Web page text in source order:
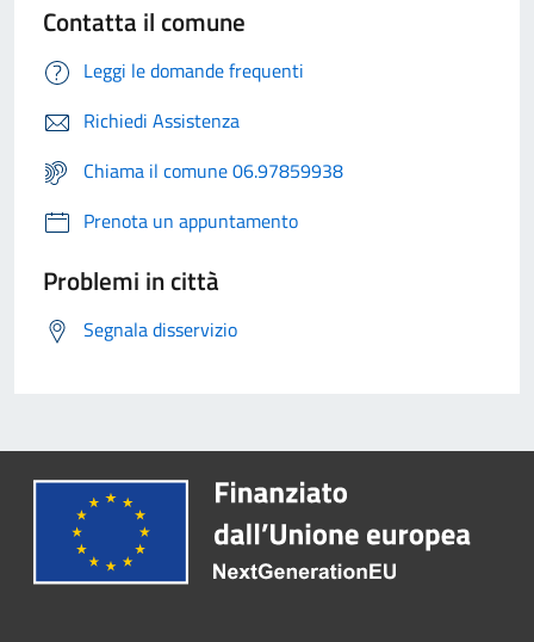
Contatta il comune
Leggi le domande frequenti
Richiedi Assistenza
Chiama il comune 06.97859938
Prenota un appuntamento
Problemi in città
Segnala disservizio